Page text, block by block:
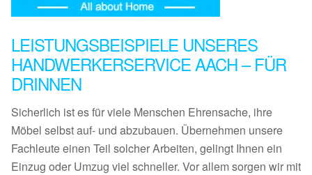
LEISTUNGSBEISPIELE UNSERES
HANDWERKERSERVICE AACH – FÜR
DRINNEN
Sicherlich ist es für viele Menschen Ehrensache, ihre
Möbel selbst auf- und abzubauen. Übernehmen unsere
Fachleute einen Teil solcher Arbeiten, gelingt Ihnen ein
Einzug oder Umzug viel schneller. Vor allem sorgen wir mit